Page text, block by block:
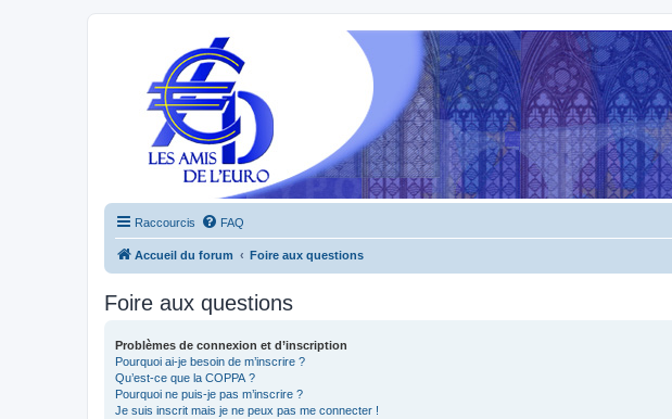
Raccourcis FAQ
Accueil du forum Foire aux questions
Foire aux questions
Problèmes de connexion et d’inscription
Pourquoi ai-je besoin de m’inscrire ?
Qu’est-ce que la COPPA ?
Pourquoi ne puis-je pas m’inscrire ?
Je suis inscrit mais je ne peux pas me connecter !